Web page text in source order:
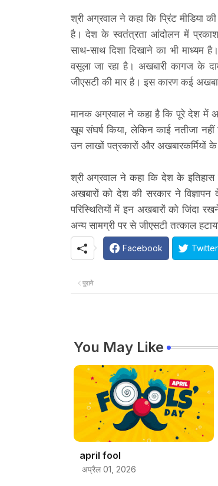
श्री अग्रवाल ने कहा कि प्रिंट मीडिया
है। देश के स्वतंत्रता आंदोलन में
साथ-साथ दिशा दिखाने का भी
वसूला जा रहा है। अखबारी कागज के
जीएसटी की मार है। इस कारण कई
मानक अग्रवाल ने कहा है कि पूरे देश में
खूब संघर्ष किया, लेकिन काई नतीजा
उन लाखों पत्रकारों और अखबारकर्मियों
श्री अग्रवाल ने कहा कि देश के
अखबारों को देश की सरकार ने
परिस्थितियों में इन अखबारों को जिंदा
अन्य सामग्री पर से जीएसटी तत्काल
Facebook Twitter
पुराने
You May Like
april fool
अप्रैल 01, 2026